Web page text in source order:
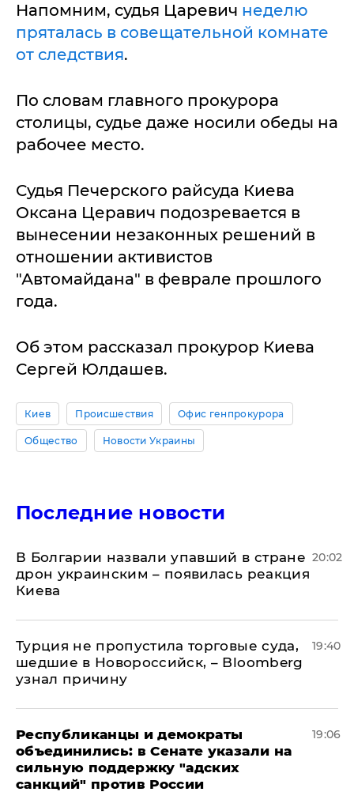
Напомним, судья Царевич неделю
пряталась в совещательной комнате
от следствия.
По словам главного прокурора
столицы, судье даже носили обеды на
рабочее место.
Судья Печерского райсуда Киева
Оксана Церавич подозревается в
вынесении незаконных решений в
отношении активистов
"Автомайдана" в феврале прошлого
года.
Об этом рассказал прокурор Киева
Сергей Юлдашев.
Киев Происшествия Офис генпрокурора
Общество Новости Украины
Последние новости
В Болгарии назвали упавший в стране
дрон украинским – появилась реакция
Киева
20:02
Турция не пропустила торговые суда,
шедшие в Новороссийск, – Bloomberg
узнал причину
19:40
Республиканцы и демократы
объединились: в Сенате указали на
сильную поддержку "адских
санкций" против России
19:06